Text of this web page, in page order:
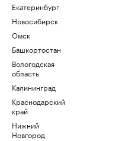
Екатеринбург
Новосибирск
Омск
Башкортостан
Вологодская
область
Калининград
Краснодарский
край
Нижний
Новгород